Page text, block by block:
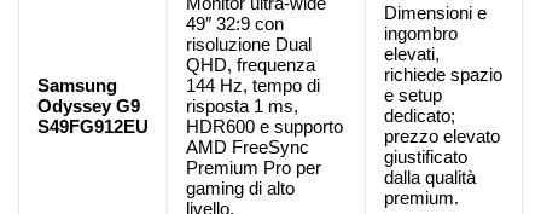
Samsung
Odyssey G9
S49FG912EU
49″ 32:9 con
risoluzione Dual
QHD, frequenza
144 Hz, tempo di
risposta 1 ms,
HDR600 e supporto
AMD FreeSync
Premium Pro per
gaming di alto
livello.
Dimensioni e
ingombro
elevati,
richiede spazio
e setup
dedicato;
prezzo elevato
giustificato
dalla qualità
premium.